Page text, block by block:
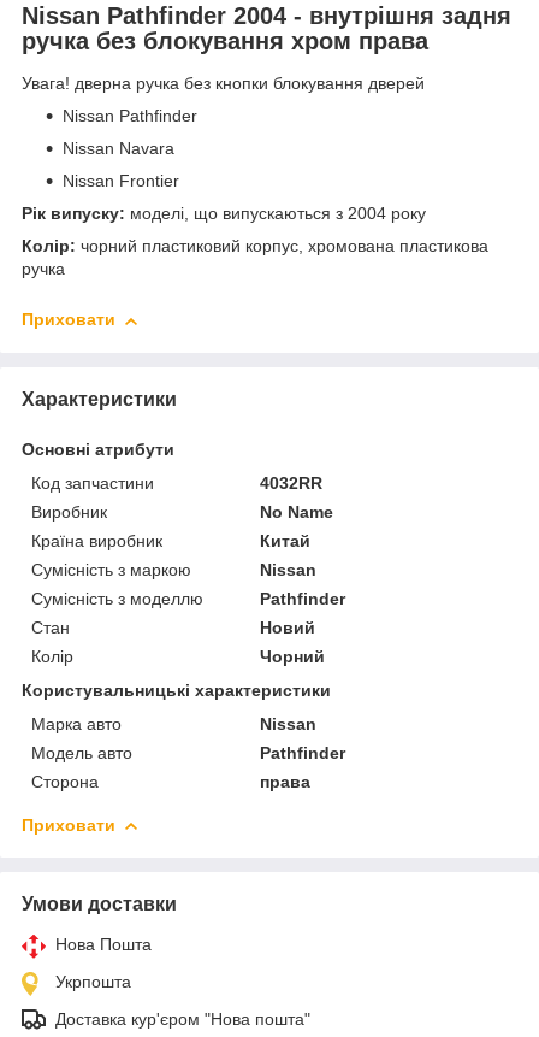
Nissan Pathfinder 2004 - внутрішня задня
ручка без блокування хром права
Увага! дверна ручка без кнопки блокування дверей
Nissan Pathfinder
Nissan Navara
Nissan Frontier
Рік випуску: моделі, що випускаються з 2004 року
Колір: чорний пластиковий корпус, хромована пластикова
ручка
Приховати
Характеристики
Основні атрибути
Код запчастини
4032RR
Виробник
No Name
Країна виробник
Китай
Сумісність з маркою
Nissan
Сумісність з моделлю
Pathfinder
Стан
Новий
Колір
Чорний
Користувальницькі характеристики
Марка авто
Nissan
Модель авто
Pathfinder
Сторона
права
Приховати
Умови доставки
Нова Пошта
Укрпошта
Доставка кур'єром "Нова пошта"